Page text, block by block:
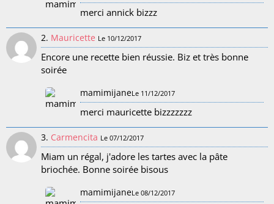
merci annick bizzz
2. Mauricette Le 10/12/2017
Encore une recette bien réussie. Biz et très bonne
soirée
mamimijaneLe 11/12/2017
merci mauricette bizzzzzzz
3. Carmencita Le 07/12/2017
Miam un régal, j'adore les tartes avec la pâte
briochée. Bonne soirée bisous
mamimijaneLe 08/12/2017